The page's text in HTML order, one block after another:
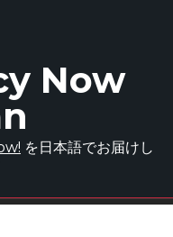
Now
を日本語でお届けし